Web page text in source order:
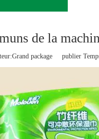
de la
package publier